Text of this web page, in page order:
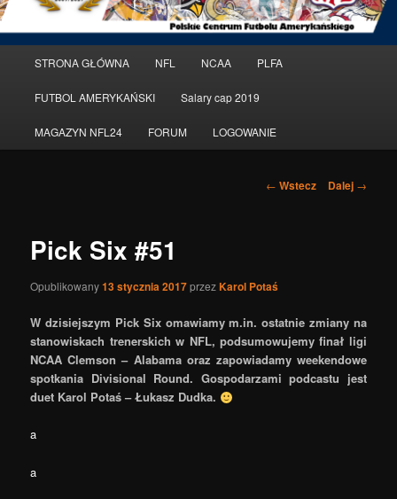
główne
Przeskocz
do
tekstu
STRONA GŁÓWNA NFL NCAA PLFA
FUTBOL AMERYKAŃSKI Salary cap 2019
MAGAZYN NFL24 FORUM LOGOWANIE
Nawigacja
← Wstecz Dalej →
Pick Six #51
Opublikowany13 stycznia 2017przezKarol Potaś
W dzisiejszym Pick Six omawiamy m.in. ostatnie zmiany na
stanowiskach trenerskich w NFL, podsumowujemy finał ligi
NCAA Clemson – Alabama oraz zapowiadamy weekendowe
spotkania Divisional Round. Gospodarzami podcastu jest
duet Karol Potaś – Łukasz Dudka.
a
a